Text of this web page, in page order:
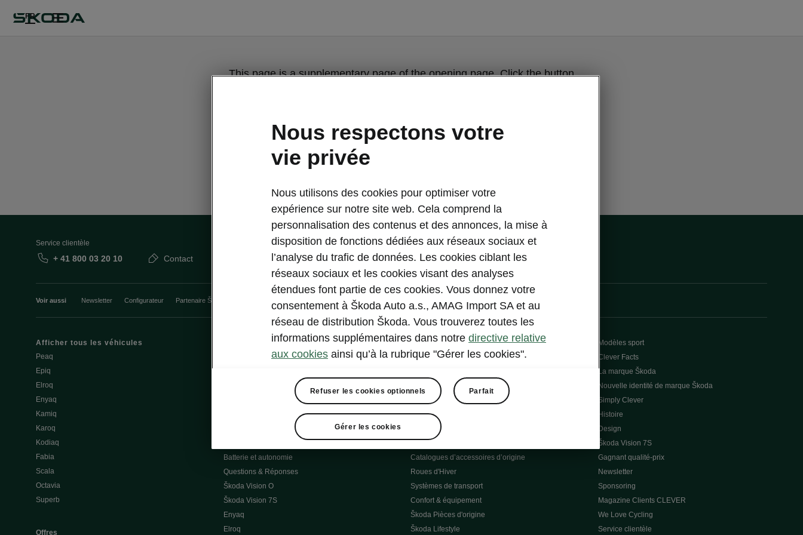
FR
This page is a supplementary page of the opening page. Click the button
Get back to the opening page.
Service clientèle
+ 41 800 03 20 10 Contact
Voir aussi Newsletter Configurateur Partenaire Škoda
Afficher tous les véhicules
Peaq
Epiq
Elroq
Enyaq
Kamiq
Karoq
Kodiaq
Fabia
Scala
Octavia
Superb
Offres
Mobilité électrique
Conseils et astuces
3.7 Mise à jour logicielle
Batterie et autonomie
Questions & Réponses
Škoda Vision O
Škoda Vision 7S
Enyaq
Elroq
Škoda Connect
Service Cam
Entretien véhicule
Carosserie Endommagée
MyŠkoda App
3G Sunset
Catalogues d’accessoires d’origine
Roues d'Hiver
Systèmes de transport
Confort & équipement
Škoda Pièces d'origine
Škoda Lifestyle
Modèles sport
Clever Facts
La marque Škoda
Nouvelle identité de marque Škoda
Simply Clever
Histoire
Design
Škoda Vision 7S
Gagnant qualité-prix
Newsletter
Sponsoring
Magazine Clients CLEVER
We Love Cycling
Service clientèle
Nous respectons votre
vie privée
Nous utilisons des cookies pour optimiser votre
expérience sur notre site web. Cela comprend la
personnalisation des contenus et des annonces, la mise à
disposition de fonctions dédiées aux réseaux sociaux et
l’analyse du trafic de données. Les cookies ciblant les
réseaux sociaux et les cookies visant des analyses
étendues font partie de ces cookies. Vous donnez votre
consentement à Škoda Auto a.s., AMAG Import SA et au
réseau de distribution Škoda. Vous trouverez toutes les
informations supplémentaires dans notre directive relative
aux cookies ainsi qu’à la rubrique "Gérer les cookies".
Refuser les cookies optionnels Parfait
Gérer les cookies